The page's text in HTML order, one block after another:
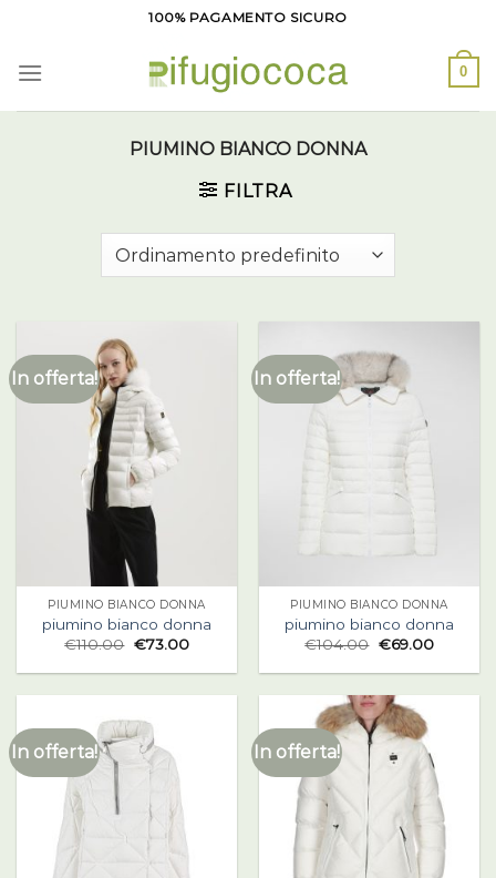
contenuti
100% PAGAMENTO SICURO
0
PIUMINO BIANCO DONNA
FILTRA
In offerta!
PIUMINO BIANCO DONNA
piumino bianco donna
€110.00 €73.00
In offerta!
PIUMINO BIANCO DONNA
piumino bianco donna
€104.00 €69.00
In offerta! In offerta!